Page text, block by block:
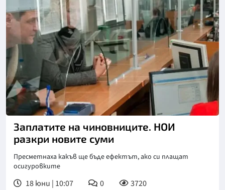
Заплатите на чиновниците. НОИ
разкри новите суми
Пресметнаха какъв ще бъде ефектът, ако си плащат
осигуровките
18 юни | 10:07 0 3720